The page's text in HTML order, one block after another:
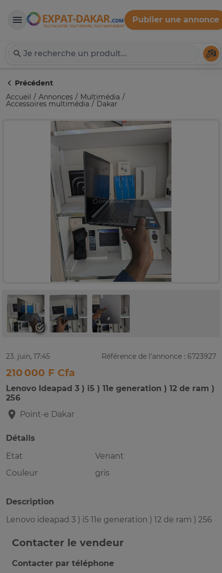
Expat-Dakar
Publier une annonce
Précédent
Accueil
Annonces Multimédia
Accessoires multimédia Dakar
23. juin, 17:45 Référence de l'annonce : 6723927
210 000 F Cfa
Lenovo Ideapad 3 ) i5 ) 11e generation ) 12 de ram )
256
Point-e Dakar
Détails
Etat
Venant
Couleur
gris
Description
Lenovo ideapad 3 ) i5 11e generation ) 12 de ram ) 256
Contacter le vendeur
Contacter par téléphone